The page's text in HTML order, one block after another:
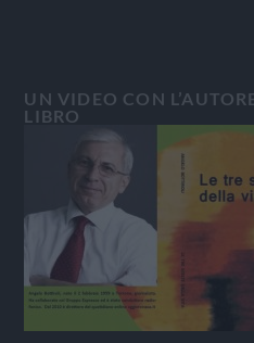
UN VIDEO CON
LIBRO